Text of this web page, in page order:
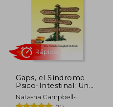
Gaps, el Síndrome
Psico-Intestinal: Un
Tratamiento Natural
Para el Autismo, la
Natasha Campbell-
McBride